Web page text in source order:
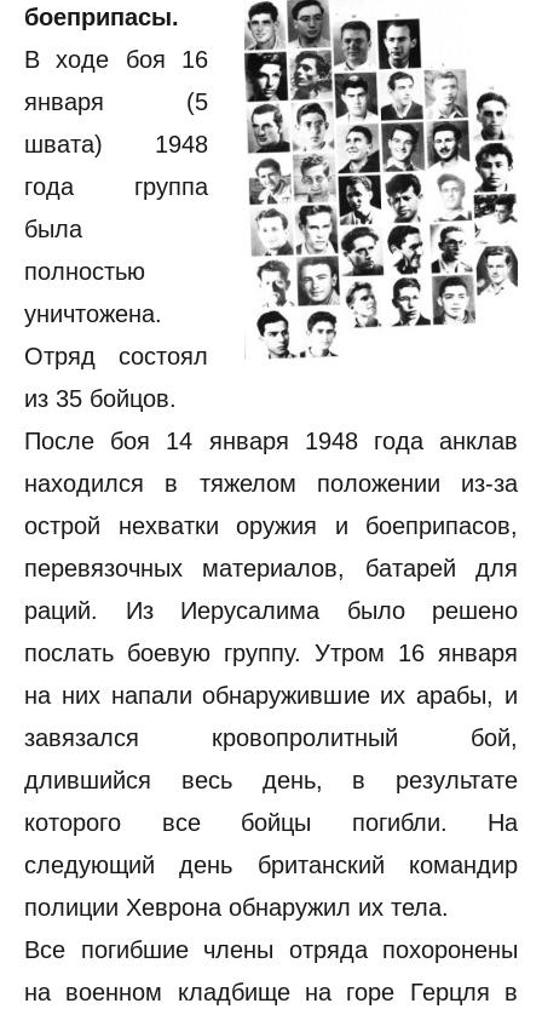
боеприпасы.
В ходе боя 16
января (5
швата) 1948
года группа
была
полностью
уничтожена.
Отряд состоял
из 35 бойцов.
После боя 14 января 1948 года анклав
находился в тяжелом положении из-за
острой нехватки оружия и боеприпасов,
перевязочных материалов, батарей для
раций. Из Иерусалима было решено
послать боевую группу. Утром 16 января
на них напали обнаружившие их арабы, и
завязался кровопролитный бой,
длившийся весь день, в результате
которого все бойцы погибли. На
следующий день британский командир
полиции Хеврона обнаружил их тела.
Все погибшие члены отряда похоронены
на военном кладбище на горе Герцля в